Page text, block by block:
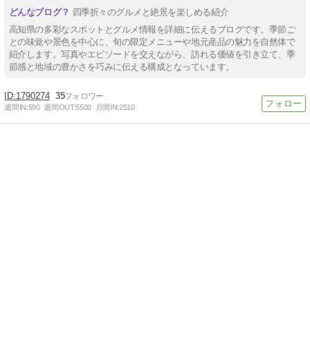
四季折々のグルメと絶景を楽しめる紹介
高知県の多彩なスポットとグルメ情報を詳細に伝えるブログです。季節ご
との味覚や景色を中心に、旬の限定メニューや地元産品の魅力を自然体で
紹介します。写真やエピソードを交えながら、訪れる価値を引き立て、季
節感と地域の豊かさを巧みに伝える構成となっています。
1790274 35
週間IN:590 週間OUT:5500 月間IN:2510